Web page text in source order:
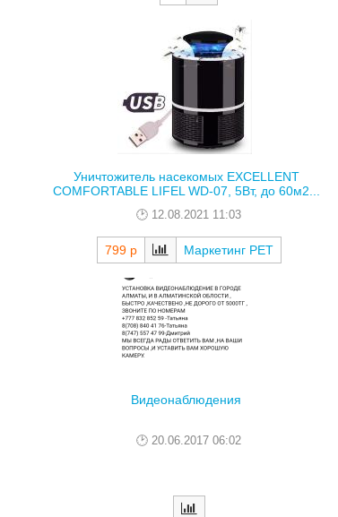
Уничтожитель насекомых EXCELLENT
COMFORTABLE LIFEL WD-07, 5Вт, до 60м2...
12.08.2021 11:03
799 р Маркетинг РЕТ
Видеонаблюдения
20.06.2017 06:02